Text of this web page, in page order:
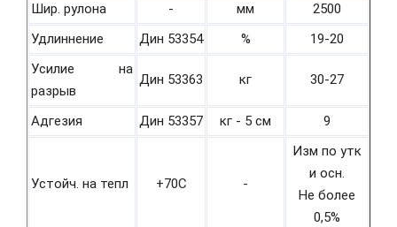
Шир. рулона
- мм
2500
Удлиннение
Дин 53354 %
19-20
Усилие на
разрыв
Дин 53363 кг 30-27
Адгезия Дин 53357 кг - 5 см 9
Устойч. на тепл +70С -
Изм по утк
и осн.
Не более
0,5%